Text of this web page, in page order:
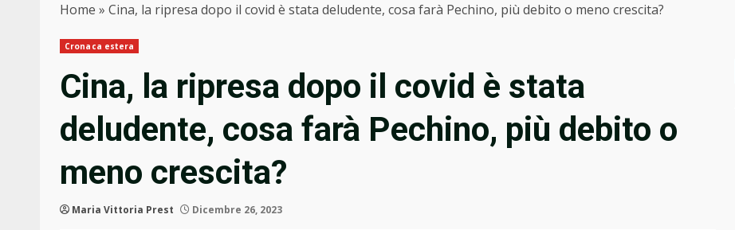
Home » Cina, la ripresa dopo il covid è stata deludente, cosa farà Pechino, più debito o meno crescita?
Cronaca estera
Cina, la ripresa dopo il covid è stata
deludente, cosa farà Pechino, più debito o
meno crescita?
Maria Vittoria Prest Dicembre 26, 2023